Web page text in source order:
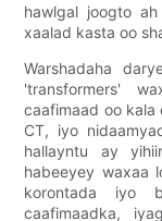
hawlgal joogto
xaalad kasta oo
Warshadaha
'transformers'
caafimaad oo kala
CT, iyo
hallayntu ay
habeeyey waxaa
korontada iyo
caafimaadka,